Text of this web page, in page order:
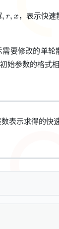
l,r,x
l, r, x，表示快
需要修改的单
始参数的格式
表示求得的快